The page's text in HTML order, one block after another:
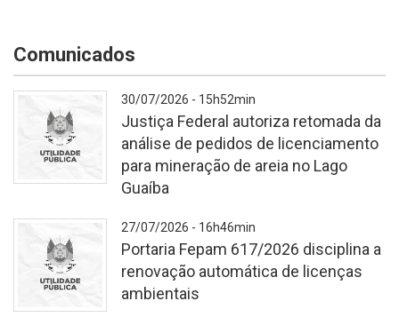
Comunicados
Fundo
branco
texturizado.
30/07/2026 - 15h52min
Justiça Federal autoriza retomada da
análise de pedidos de licenciamento
para mineração de areia no Lago
Guaíba
27/07/2026 - 16h46min
Portaria Fepam 617/2026 disciplina a
renovação automática de licenças
ambientais